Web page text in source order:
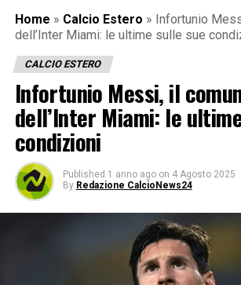
Home » Calcio Estero » Infortunio
dell’Inter Miami: le ultime sulle sue
CALCIO ESTERO
Infortunio Messi, il
dell’Inter Miami: le
condizioni
Published 1 anno ago on 4 Agosto 2025
By Redazione CalcioNews24